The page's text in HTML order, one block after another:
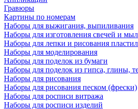
Гравюры
Картины по номерам
Наборы для выжигания, выпиливания
Наборы для изготовления свечей и
Наборы для лепки и рисования
Наборы для моделирования
Наборы для поделок из бумаги
Наборы для поделок из гипса, глины,
Наборы для рисования
Наборы для рисования песком (фрески)
Наборы для росписи витража
Наборы для росписи изделий